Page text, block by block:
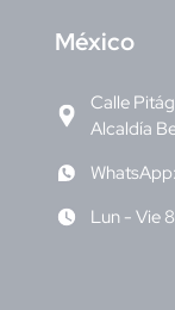
México
Calle
Alcaldía
Lun - Vie